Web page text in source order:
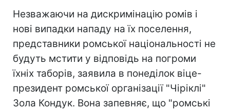
Незважаючи на дискримінацію ромів і
нові випадки нападу на їх поселення,
представники ромської національності не
будуть мстити у відповідь на погроми
їхніх таборів, заявила в понеділок віце-
президент ромської організації "Чіріклі"
Зола Кондук. Вона запевняє, що "ромські